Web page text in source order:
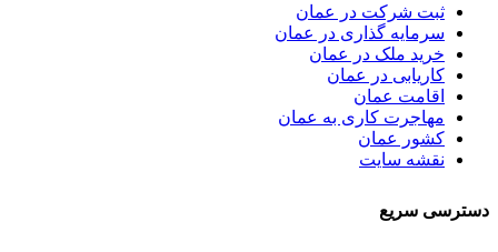
ثبت شرکت در عمان
سرمایه گذاری در عمان
خرید ملک در عمان
کاریابی در عمان
اقامت عمان
مهاجرت کاری به عمان
کشور عمان
نقشه سایت
دسترسی سریع